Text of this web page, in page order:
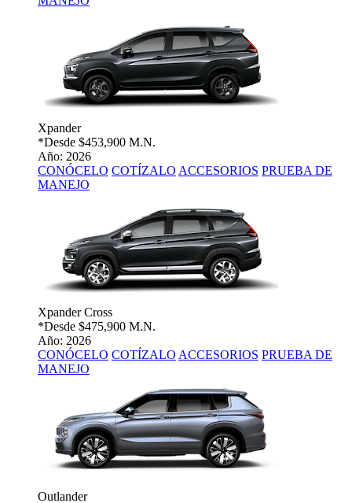
Xpander
*Desde $453,900 M.N.
Año: 2026
CONÓCELO COTÍZALO ACCESORIOS PRUEBA DE
MANEJO
Xpander Cross
*Desde $475,900 M.N.
Año: 2026
CONÓCELO COTÍZALO ACCESORIOS PRUEBA DE
MANEJO
Outlander